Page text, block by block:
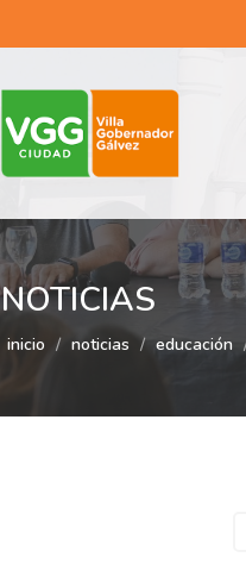
NOTICIAS
inicio noticias educación